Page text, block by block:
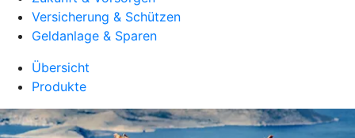
Versicherung & Schützen
Geldanlage & Sparen
Übersicht
Produkte